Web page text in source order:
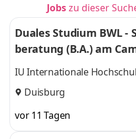
Jobszu dieser
Duales Studium BWL -
beratung (B.A.) am
IU Internationale
Duisburg
vor 11 Tagen